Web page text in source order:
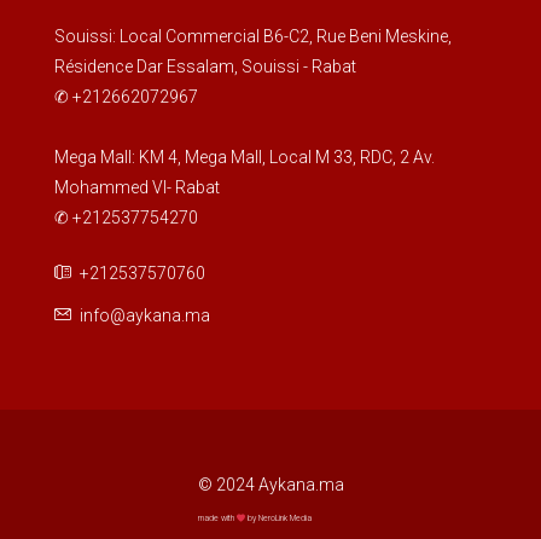
Souissi: Local Commercial B6-C2, Rue Beni Meskine,
Résidence Dar Essalam, Souissi - Rabat
✆ +212662072967
Mega Mall: KM 4, Mega Mall, Local M 33, RDC, 2 Av.
Mohammed VI- Rabat
✆ +212537754270
+212537570760
info@aykana.ma
© 2024 Aykana.ma
made with by NeroLink Media